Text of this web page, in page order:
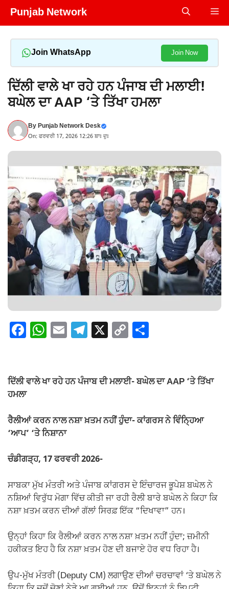
Skip
Punjab Network
Join WhatsApp Join Now
ਦਿੱਲੀ ਵਾਲੇ ਖਾ ਰਹੇ ਹਨ ਪੰਜਾਬ ਦੀ ਮਲਾਈ!
ਬਘੇਲ ਦਾ AAP ‘ਤੇ ਤਿੱਖਾ ਹਮਲਾ
ByPunjab Network Desk
On: ਫਰਵਰੀ 17, 2026 12:26 ਬਾਃ ਦੁਃ
F
e
b
o
o
W
s
p
p
E T
gr
m
X C
y
n
k
e
ਦਿੱਲੀ ਵਾਲੇ ਖਾ ਰਹੇ ਹਨ ਪੰਜਾਬ ਦੀ ਮਲਾਈ- ਬਘੇਲ ਦਾ AAP ‘ਤੇ ਤਿੱਖਾ
ਹਮਲਾ
ਰੈਲੀਆਂ ਕਰਨ ਨਾਲ ਨਸ਼ਾ ਖ਼ਤਮ ਨਹੀਂ ਹੁੰਦਾ- ਕਾਂਗਰਸ ਨੇ ਵਿੰਨ੍ਹਿਆ
‘ਆਪ’ ‘ਤੇ ਨਿਸ਼ਾਨਾ
ਚੰਡੀਗੜ੍ਹ, 17 ਫਰਵਰੀ 2026-
ਸਾਬਕਾ ਮੁੱਖ ਮੰਤਰੀ ਅਤੇ ਪੰਜਾਬ ਕਾਂਗਰਸ ਦੇ ਇੰਚਾਰਜ ਭੂਪੇਸ਼ ਬਘੇਲ ਨੇ
ਨਸ਼ਿਆਂ ਵਿਰੁੱਧ ਮੋਗਾ ਵਿੱਚ ਕੀਤੀ ਜਾ ਰਹੀ ਰੈਲੀ ਬਾਰੇ ਬਘੇਲ ਨੇ ਕਿਹਾ ਕਿ
ਨਸ਼ਾ ਖ਼ਤਮ ਕਰਨ ਦੀਆਂ ਗੱਲਾਂ ਸਿਰਫ਼ ਇੱਕ “ਦਿਖਾਵਾ” ਹਨ।
ਉਨ੍ਹਾਂ ਕਿਹਾ ਕਿ ਰੈਲੀਆਂ ਕਰਨ ਨਾਲ ਨਸ਼ਾ ਖ਼ਤਮ ਨਹੀਂ ਹੁੰਦਾ; ਜ਼ਮੀਨੀ
ਹਕੀਕਤ ਇਹ ਹੈ ਕਿ ਨਸ਼ਾ ਖ਼ਤਮ ਹੋਣ ਦੀ ਬਜਾਏ ਹੋਰ ਵਧ ਰਿਹਾ ਹੈ।
ਉਪ-ਮੁੱਖ ਮੰਤਰੀ (Deputy CM) ਲਗਾਉਣ ਦੀਆਂ ਚਰਚਾਵਾਂ ‘ਤੇ ਬਘੇਲ ਨੇ